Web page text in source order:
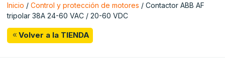
Inicio / Control y protección de motores / Contactor ABB AF
tripolar 38A 24-60 VAC / 20-60 VDC
Volver a la TIENDA